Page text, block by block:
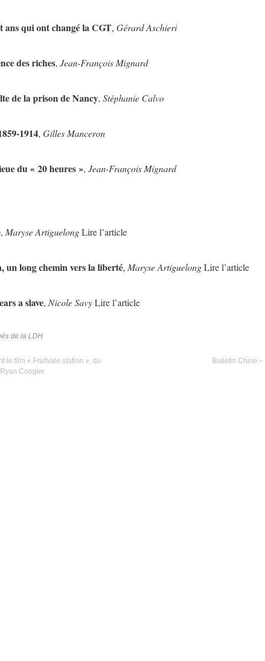
ans qui ont changé la CGT, Gérard Aschieri
des riches, Jean-François Mignard
de la prison de Nancy, Stéphanie Calvo
1914, Gilles Manceron
du « 20 heures », Jean-François Mignard
, Maryse ArtiguelongLire l’article
un long chemin vers la liberté, Maryse ArtiguelongLire l’article
a slave, Nicole SavyLire l’article
de la LDH
le film « Fruitvale station », du
Coogler
Bulletin Chine –